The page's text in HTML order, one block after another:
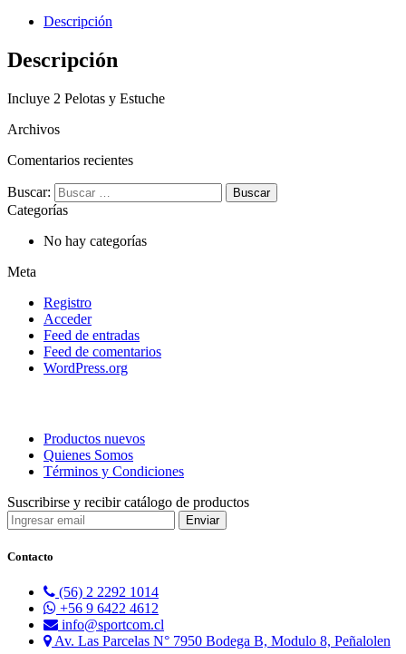
Descripción
Descripción
Incluye 2 Pelotas y Estuche
Archivos
Comentarios recientes
Buscar:
Categorías
No hay categorías
Meta
Registro
Acceder
Feed de entradas
Feed de comentarios
WordPress.org
Productos nuevos
Quienes Somos
Términos y Condiciones
Suscribirse y recibir catálogo de productos
Contacto
(56) 2 2292 1014
+56 9 6422 4612
info@sportcom.cl
Av. Las Parcelas N° 7950 Bodega B, Modulo 8, Peñalolen